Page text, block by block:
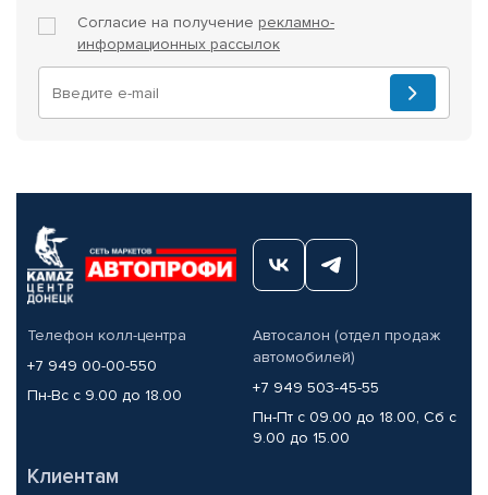
Согласие на получение рекламно-
информационных рассылок
Телефон колл-центра
+7 949 00-00-550
Пн-Вс с 9.00 до 18.00
Автосалон (отдел продаж
автомобилей)
+7 949 503-45-55
Пн-Пт с 09.00 до 18.00, Сб с
9.00 до 15.00
Клиентам